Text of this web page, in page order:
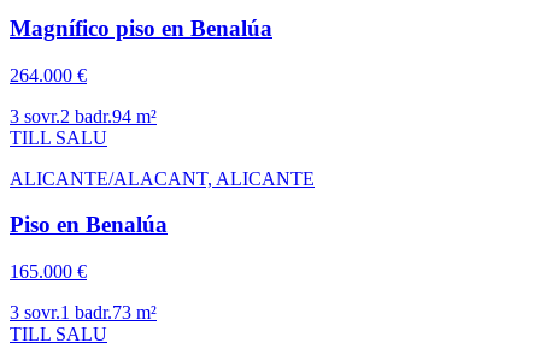
Magnífico piso en Benalúa
264.000 €
3 sovr.2 badr.94 m²
TILL SALU
ALICANTE/ALACANT, ALICANTE
Piso en Benalúa
165.000 €
3 sovr.1 badr.73 m²
TILL SALU